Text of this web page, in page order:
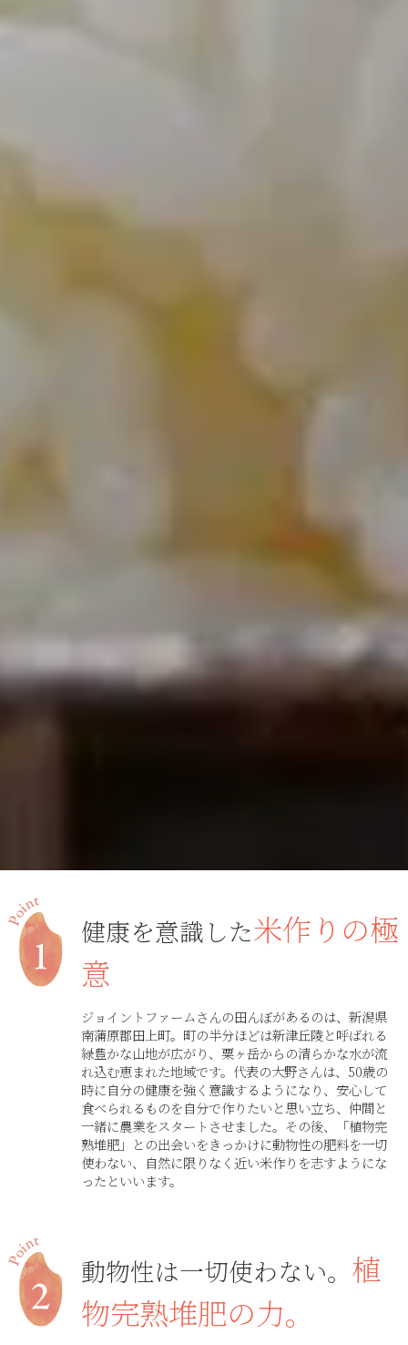
健康を意識した米作りの極
意
ジョイントファームさんの田んぼがあるのは、新潟県
南蒲原郡田上町。町の半分ほどは新津丘陵と呼ばれる
緑豊かな山地が広がり、粟ヶ岳からの清らかな水が流
れ込む恵まれた地域です。代表の大野さんは、50歳の
時に自分の健康を強く意識するようになり、安心して
食べられるものを自分で作りたいと思い立ち、仲間と
一緒に農業をスタートさせました。その後、「植物完
熟堆肥」との出会いをきっかけに動物性の肥料を一切
使わない、自然に限りなく近い米作りを志すようにな
ったといいます。
動物性は一切使わない。 植
物完熟堆肥の力。